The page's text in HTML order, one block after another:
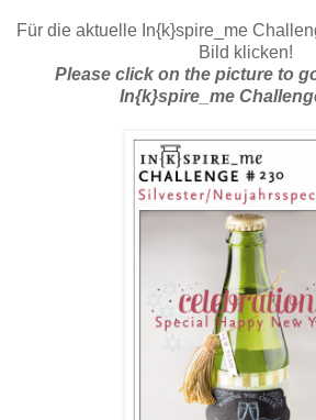
Für die aktuelle In{k}spire_me
Bild klicken!
Please click on the picture to
In{k}spire_me